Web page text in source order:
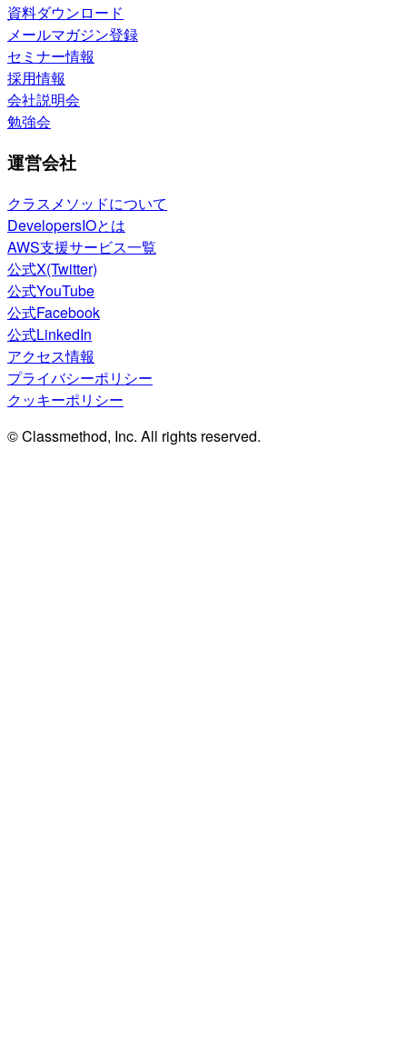
資料ダウンロード
メールマガジン登録
セミナー情報
採用情報
会社説明会
勉強会
運営会社
クラスメソッドについて
DevelopersIOとは
AWS支援サービス一覧
公式X(Twitter)
公式YouTube
公式Facebook
公式LinkedIn
アクセス情報
プライバシーポリシー
クッキーポリシー
© Classmethod, Inc. All rights reserved.